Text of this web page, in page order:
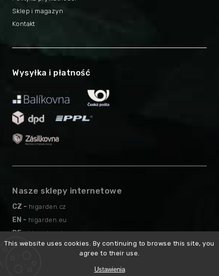
This website uses cookies. By continuing to browse this site, you
agree to their use.
Ustawienia
Sklep i magazyn
Kontakt
Wysyłka i płatność
Nasze sklepy internetowe
CZ - higarden.cz
EN - higarden.eu
DE - higarden.de
AT - higarden.at